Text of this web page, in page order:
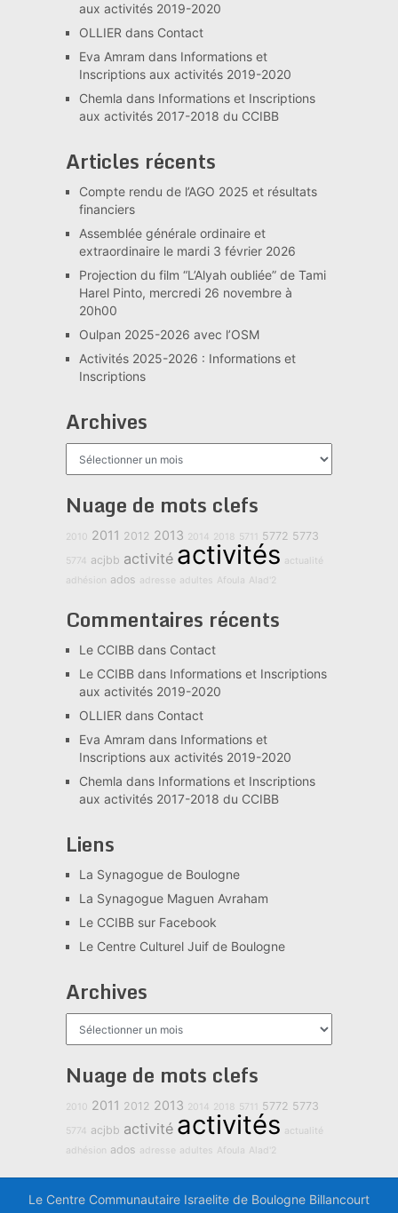
aux activités 2019-2020
OLLIERdans Contact
Eva Amram dans Informations et
Inscriptions aux activités 2019-2020
Chemla dans Informations et Inscriptions
aux activités 2017-2018 du CCIBB
Articles récents
Compte rendu de l’AGO 2025 et résultats
financiers
Assemblée générale ordinaire et
extraordinaire le mardi 3 février 2026
Projection du film “L’Alyah oubliée” de Tami
Harel Pinto, mercredi 26 novembre à
20h00
Oulpan 2025-2026 avec l’OSM
Activités 2025-2026 : Informations et
Inscriptions
Archives
Archives
Nuage de mots clefs
2010 2011 2012 2013 2014 2018 5711 5772 5773
5774 acjbb activité activités actualité
adhésion ados adresse adultes Afoula Alad'2
Commentaires récents
Le CCIBBdans Contact
Le CCIBBdans Informations et Inscriptions
aux activités 2019-2020
OLLIERdans Contact
Eva Amram dans Informations et
Inscriptions aux activités 2019-2020
Chemla dans Informations et Inscriptions
aux activités 2017-2018 du CCIBB
Liens
La Synagogue de Boulogne
La Synagogue Maguen Avraham
Le CCIBB sur Facebook
Le Centre Culturel Juif de Boulogne
Archives
Archives
Nuage de mots clefs
2010 2011 2012 2013 2014 2018 5711 5772 5773
5774 acjbb activité activités actualité
adhésion ados adresse adultes Afoula Alad'2
Le Centre Communautaire Israelite de Boulogne Billancourt